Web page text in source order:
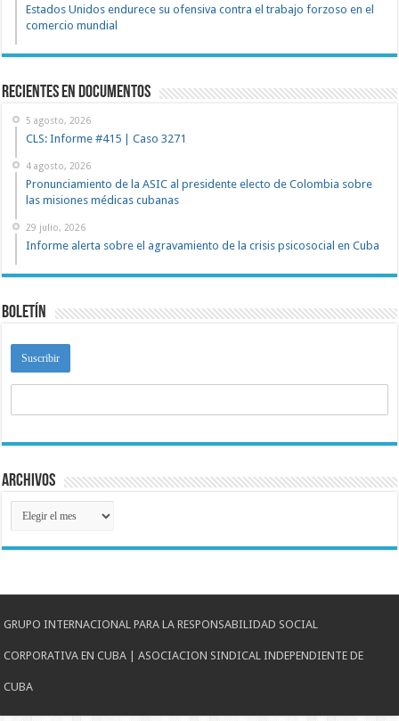
Estados Unidos endurece su ofensiva contra el trabajo forzoso en el
comercio mundial
recientes en documentos
5 agosto, 2026
CLS: Informe #415 | Caso 3271
4 agosto, 2026
Pronunciamiento de la ASIC al presidente electo de Colombia sobre
las misiones médicas cubanas
29 julio, 2026
Informe alerta sobre el agravamiento de la crisis psicosocial en Cuba
Boletín
Archivos
Archivos
GRUPO INTERNACIONAL PARA LA RESPONSABILIDAD SOCIAL
CORPORATIVA EN CUBA | ASOCIACION SINDICAL INDEPENDIENTE DE
CUBA